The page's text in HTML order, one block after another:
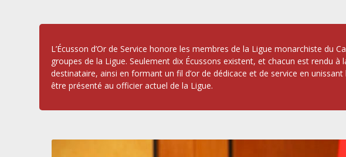
L’Écusson d’Or de Service honore les membres de la Ligue monarchiste
groupes de la Ligue. Seulement dix Écussons existent, et chacun est rendu
destinataire, ainsi en formant un fil d’or de dédicace et de service en
être présenté au officier actuel de la Ligue.